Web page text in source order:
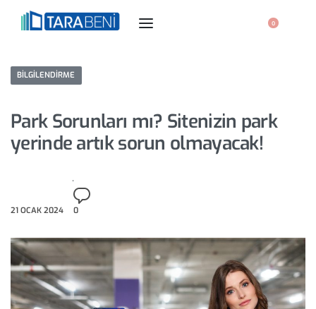
0
BILGILENDIRME
Park Sorunları mı? Sitenizin park
yerinde artık sorun olmayacak!
21 OCAK 2024 0